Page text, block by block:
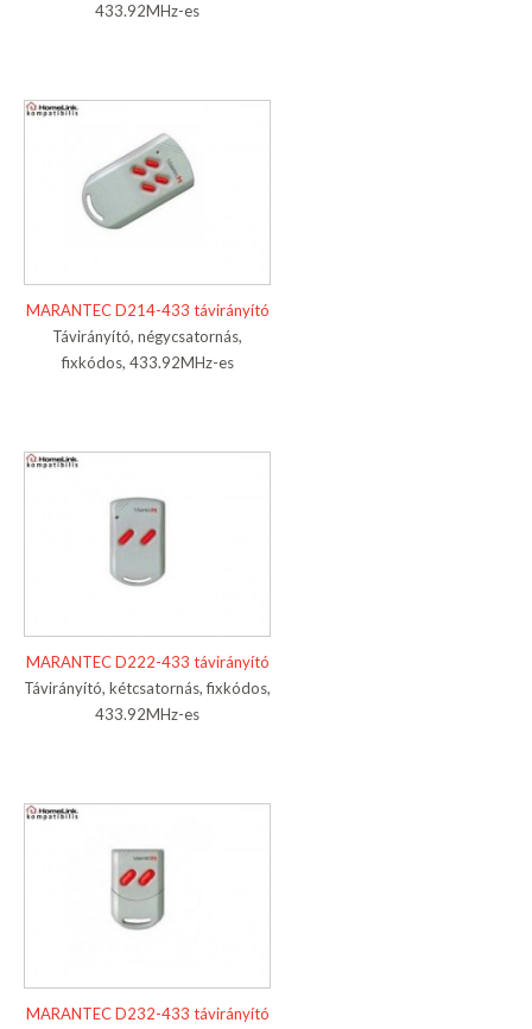
433.92MHz-es
MARANTEC D214-433 távirányító
Távirányító, négycsatornás,
fixkódos, 433.92MHz-es
MARANTEC D222-433 távirányító
Távirányító, kétcsatornás, fixkódos,
433.92MHz-es
MARANTEC D232-433 távirányító